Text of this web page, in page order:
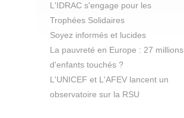
L'IDRAC s'engage pour les
Trophées Solidaires
Soyez informés et lucides
La pauvreté en Europe : 27 millions
d'enfants touchés ?
L'UNICEF et L'AFEV lancent un
observatoire sur la RSU